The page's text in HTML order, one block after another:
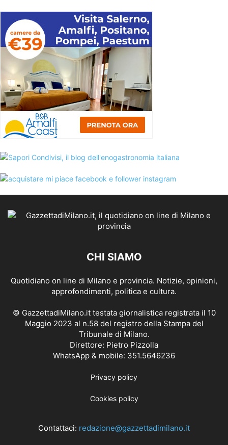
CHI SIAMO
Quotidiano on line di Milano e provincia. Notizie, opinioni,
approfondimenti, politica e cultura.
© GazzettadiMilano.it testata giornalistica registrata il 10
Maggio 2023 al n.58 del registro della Stampa del
Tribunale di Milano.
Direttore: Pietro Pizzolla
WhatsApp & mobile: 351.5646236
Privacy policy
Cookies policy
Contattaci: redazione@gazzettadimilano.it